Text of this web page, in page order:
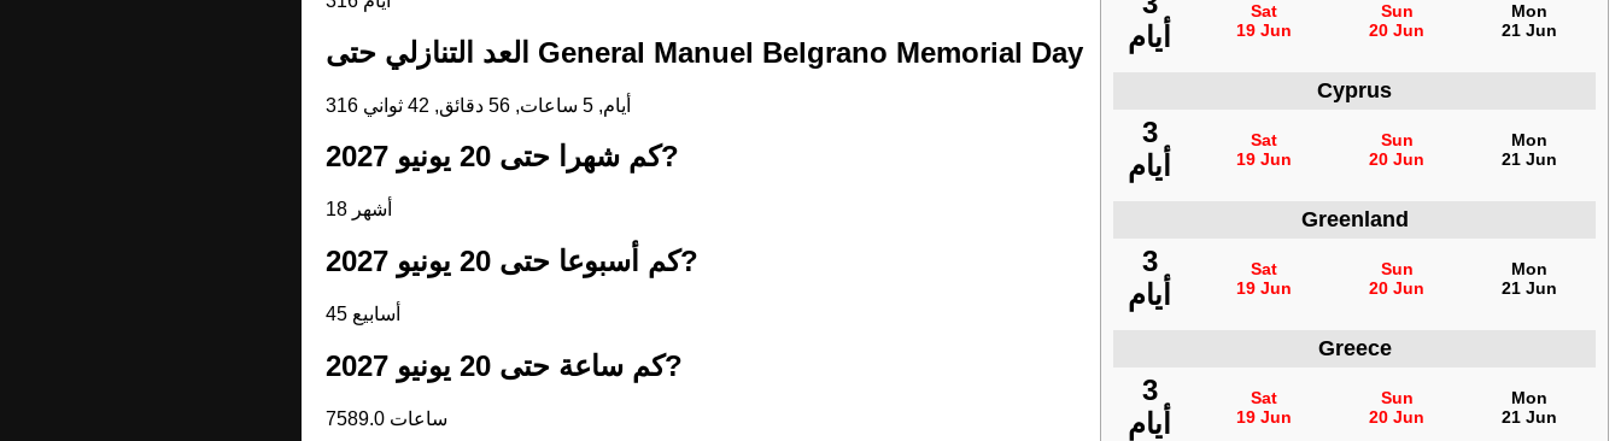
العد التنازلي حتى General Manuel Belgrano Memorial Day
316 أيام, 5 ساعات, 56 دقائق, 42 ثواني
كم شهرا حتى 20 يونيو 2027?
18 أشهر
كم أسبوعا حتى 20 يونيو 2027?
45 أسابيع
كم ساعة حتى 20 يونيو 2027?
7589.0 ساعات
أيام
Sat
19 Jun
Sun
20 Jun
Mon
21 Jun
Cyprus
3
أيام
Sat
19 Jun
Sun
20 Jun
Mon
21 Jun
Greenland
3
أيام
Sat
19 Jun
Sun
20 Jun
Mon
21 Jun
Greece
3
أيام
Sat
19 Jun
Sun
20 Jun
Mon
21 Jun